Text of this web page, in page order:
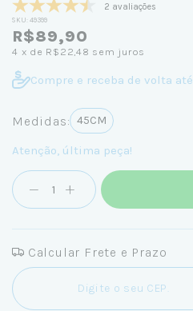
2 avaliações
SKU: 49399
R$89,90
4 x de R$22,48 sem juros
Compre e receba de volta até
Medidas: 45CM
Atenção, última peça!
Calcular Frete e Prazo
Entregas para o CEP: